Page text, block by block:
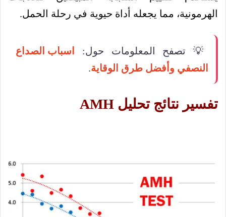
الهرمونية، مما يجعله أداة حيوية في رحلة الحمل.
💡 تصفح المعلومات حول:
اسباب الصداع
النصفي وأفضل طرق الوقاية.
تفسير نتائج تحليل AMH